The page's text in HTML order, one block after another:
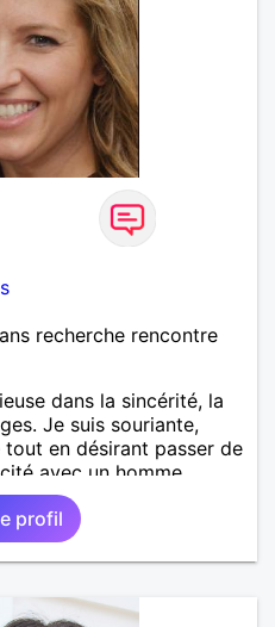
recherche rencontre
dans la sincérité, la
Je suis souriante,
en désirant passer de
avec un homme
direction que moi.
profil